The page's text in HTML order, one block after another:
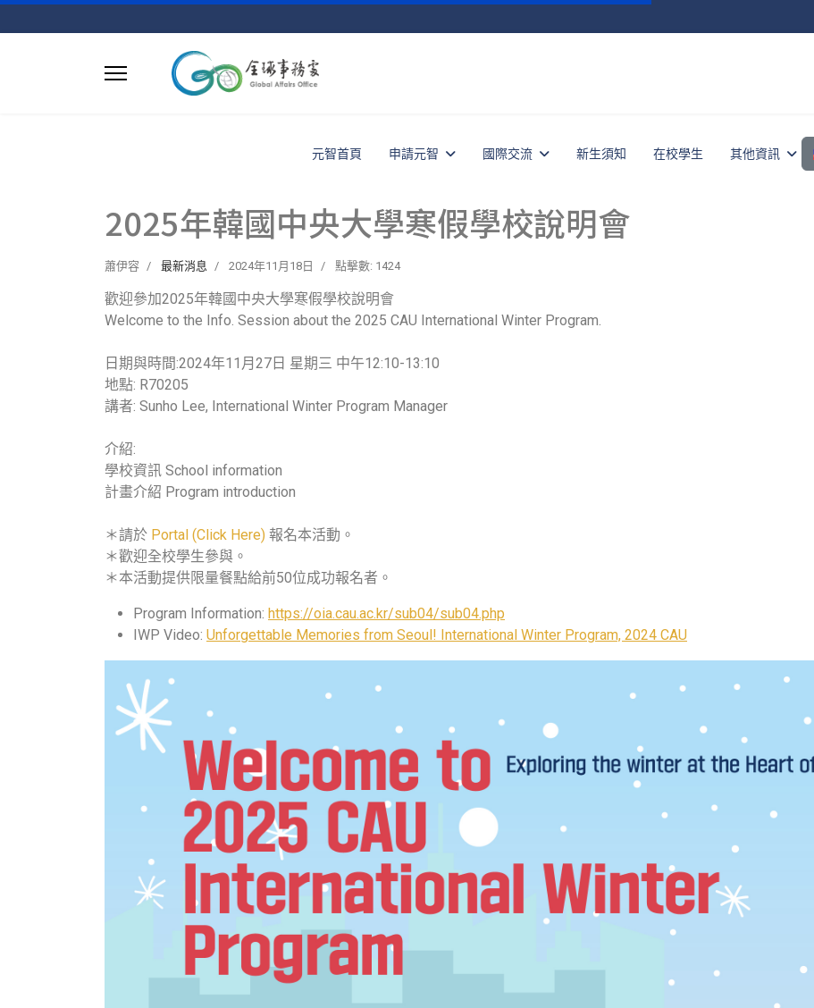
元智首頁 申請元智 國際交流 新生須知 在校學生 其他資訊
2025年韓國中央大學寒假學校說明會
蕭伊容 最新消息 2024年11月18日 點擊數: 1424
歡迎參加2025年韓國中央大學寒假學校說明會
Welcome to the Info. Session about the 2025 CAU International Winter Program.
日期與時間:2024年11月27日 星期三 中午12:10-13:10
地點: R70205
講者: Sunho Lee, International Winter Program Manager
介紹:
學校資訊 School information
計畫介紹 Program introduction
＊請於 Portal (Click Here) 報名本活動。
＊歡迎全校學生參與。
＊本活動提供限量餐點給前50位成功報名者。
Program Information: https://oia.cau.ac.kr/sub04/sub04.php
IWP Video: Unforgettable Memories from Seoul! International Winter Program, 2024 CAU